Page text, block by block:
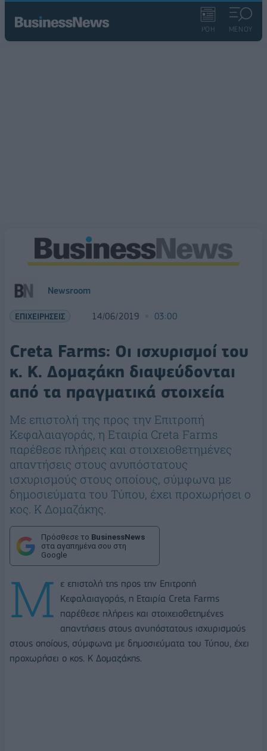
ΡΟΗ ΜΕΝΟΥ
Newsroom
ΕΠΙΧΕΙΡΗΣΕΙΣ 14/06/2019 03:00
Creta Farms: Οι ισχυρισμοί του
κ. Κ. Δομαζάκη διαψεύδονται
από τα πραγματικά στοιχεία
Με επιστολή της προς την Επιτροπή
Κεφαλαιαγοράς, η Εταιρία Creta Farms
παρέθεσε πλήρεις και στοιχειοθετημένες
απαντήσεις στους ανυπόστατους
ισχυρισμούς στους οποίους, σύμφωνα με
δημοσιεύματα του Τύπου, έχει προχωρήσει ο
κος. Κ Δομαζάκης.
Πρόσθεσε το BusinessNews
στα αγαπημένα σου στη
Google
Μ
ε επιστολή της προς την Επιτροπή
Κεφαλαιαγοράς, η Εταιρία Creta Farms
παρέθεσε πλήρεις και στοιχειοθετημένες
απαντήσεις στους ανυπόστατους ισχυρισμούς
στους οποίους, σύμφωνα με δημοσιεύματα του Τύπου, έχει
προχωρήσει ο κος. Κ Δομαζάκης.